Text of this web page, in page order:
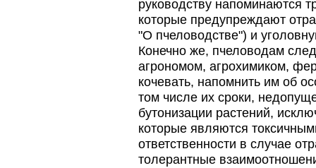
руководству напоминаются
которые предупреждают
"О пчеловодстве") и
Конечно же, пчеловодам
агрономом, агрохимиком,
кочевать, напомнить им об
том числе их сроки,
бутонизации растений,
которые являются
ответственности в случае
толерантные